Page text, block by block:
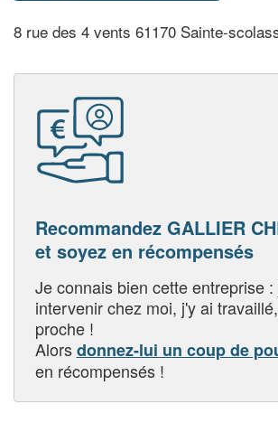
8 rue des 4 vents 61170 Sainte-
Recommandez GALLIER
et soyez en récompensés
Je connais bien cette entreprise
intervenir chez moi, j'y ai
proche !
Alorsdonnez-lui un coup de
en récompensés !